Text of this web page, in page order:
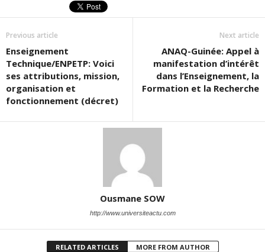
Previous article
Enseignement
Technique/ENPETP: Voici
ses attributions, mission,
organisation et
fonctionnement (décret)
Next article
ANAQ-Guinée: Appel à
manifestation d’intérêt
dans l’Enseignement, la
Formation et la Recherche
Ousmane SOW
http://www.universiteactu.com
RELATED ARTICLES MORE FROM AUTHOR